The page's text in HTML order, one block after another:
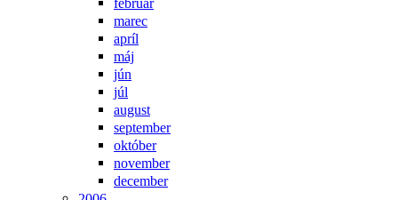
marec
apríl
máj
jún
júl
august
september
október
november
december